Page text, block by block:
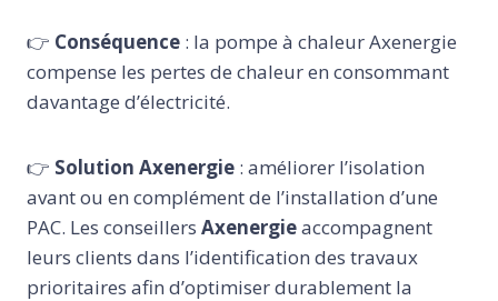
👉 Conséquence : la pompe à chaleur Axenergie
compense les pertes de chaleur en consommant
davantage d’électricité.
👉 Solution Axenergie : améliorer l’isolation
avant ou en complément de l’installation d’une
PAC. Les conseillers Axenergieaccompagnent
leurs clients dans l’identification des travaux
prioritaires afin d’optimiser durablement la